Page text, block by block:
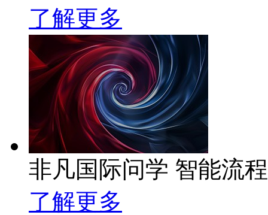
了解更多
非凡国际问学 智能流
了解更多